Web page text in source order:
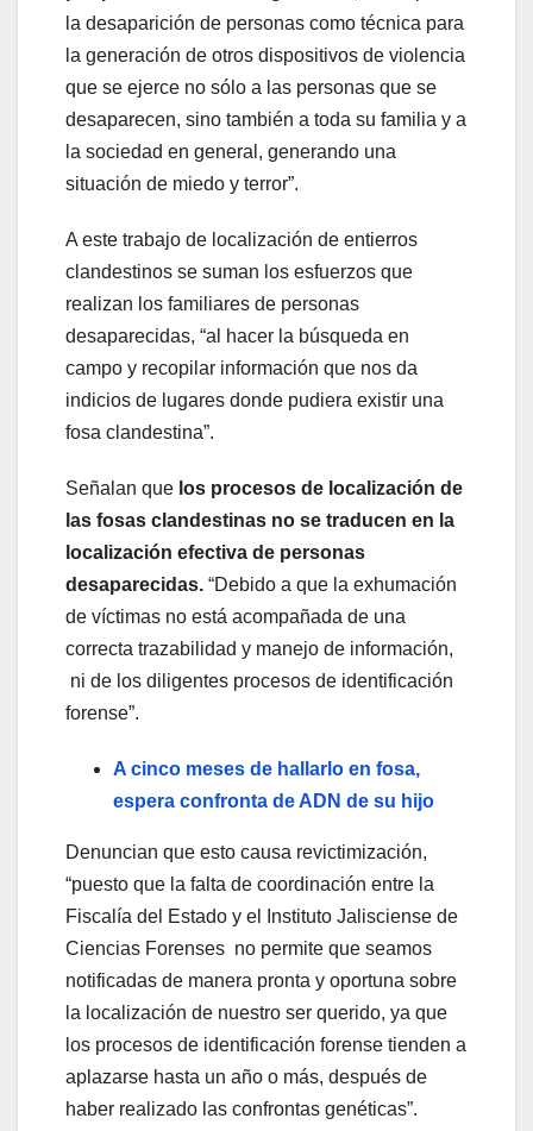
la desaparición de personas como técnica para
la generación de otros dispositivos de violencia
que se ejerce no sólo a las personas que se
desaparecen, sino también a toda su familia y a
la sociedad en general, generando una
situación de miedo y terror”.
A este trabajo de localización de entierros
clandestinos se suman los esfuerzos que
realizan los familiares de personas
desaparecidas, “al hacer la búsqueda en
campo y recopilar información que nos da
indicios de lugares donde pudiera existir una
fosa clandestina”.
Señalan que los procesos de localización de
las fosas clandestinas no se traducen en la
localización efectiva de personas
desaparecidas. “Debido a que la exhumación
de víctimas no está acompañada de una
correcta trazabilidad y manejo de información,
ni de los diligentes procesos de identificación
forense”.
A cinco meses de hallarlo en fosa,
espera confronta de ADN de su hijo
Denuncian que esto causa revictimización,
“puesto que la falta de coordinación entre la
Fiscalía del Estado y el Instituto Jalisciense de
Ciencias Forenses no permite que seamos
notificadas de manera pronta y oportuna sobre
la localización de nuestro ser querido, ya que
los procesos de identificación forense tienden a
aplazarse hasta un año o más, después de
haber realizado las confrontas genéticas”.